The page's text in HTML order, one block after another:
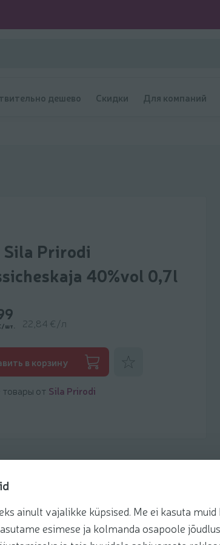
ainult vajalikke küpsised. Me ei kasuta muid
esimese ja kolmanda osapoole
дешево Скидки Для компаний
Prirodi
40%vol 0,7l
шт. 22,84 €/л
в корзину
от Sila Prirodi